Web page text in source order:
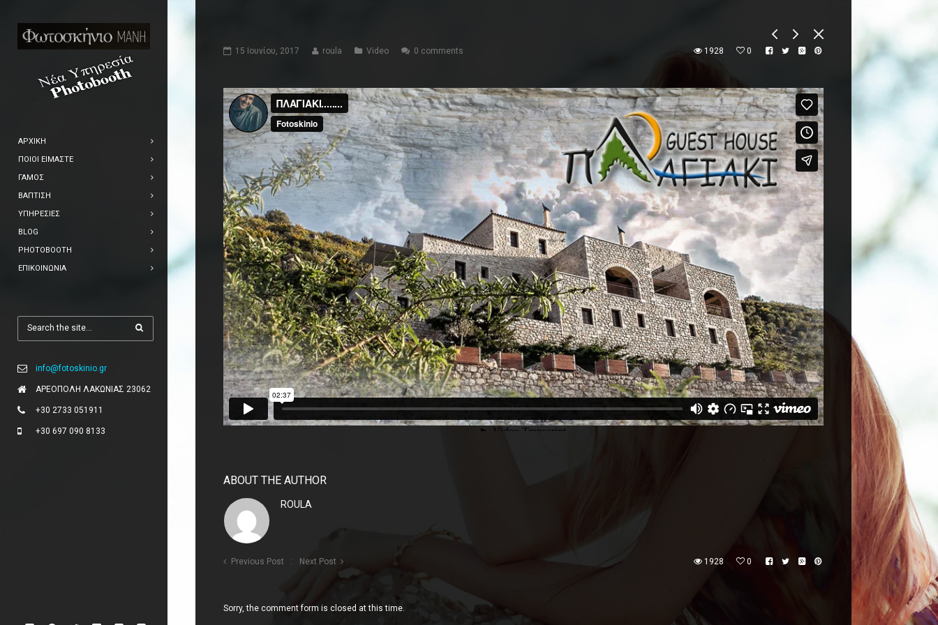
ΑΡΧΙΚΉ
ΠΟΙΟΙ ΕΊΜΑΣΤΕ
ΓΆΜΟΣ
ΒΆΠΤΙΣΗ
ΥΠΗΡΕΣΊΕΣ
BLOG
PHOTOBOOTH
ΕΠΙΚΟΙΝΩΝΊΑ
info@fotoskinio.gr
ΑΡΕΟΠΟΛΗ ΛΑΚΩΝΙΑΣ 23062
+30 2733 051911
+30 697 090 8133
15 Ιουνίου, 2017 roula Video 0 comments 1928 0
ABOUT THE AUTHOR
ROULA
Previous Post Next Post 1928 0
Sorry, the comment form is closed at this time.